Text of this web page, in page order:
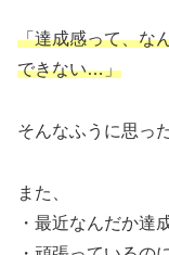
「達成感って、な
できない…」
そんなふうに思っ
また、
・最近なんだか達